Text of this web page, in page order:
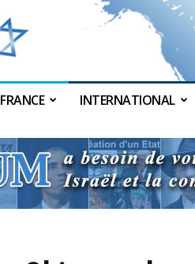
FRANCE INTERNATIONAL